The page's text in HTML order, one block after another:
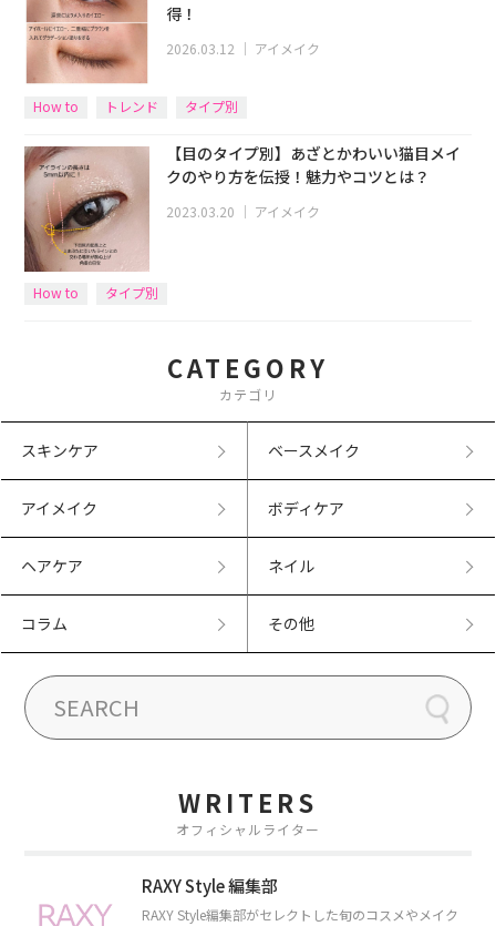
得！
2026.03.12 ｜ アイメイク
How to トレンド タイプ別
【目のタイプ別】あざとかわいい猫目メイ
クのやり方を伝授！魅力やコツとは？
2023.03.20 ｜ アイメイク
How to タイプ別
CATEGORY
カテゴリ
スキンケア ベースメイク
アイメイク ボディケア
ヘアケア ネイル
コラム その他
WRITERS
オフィシャルライター
RAXY Style 編集部
RAXY Style編集部がセレクトした旬のコスメやメイク